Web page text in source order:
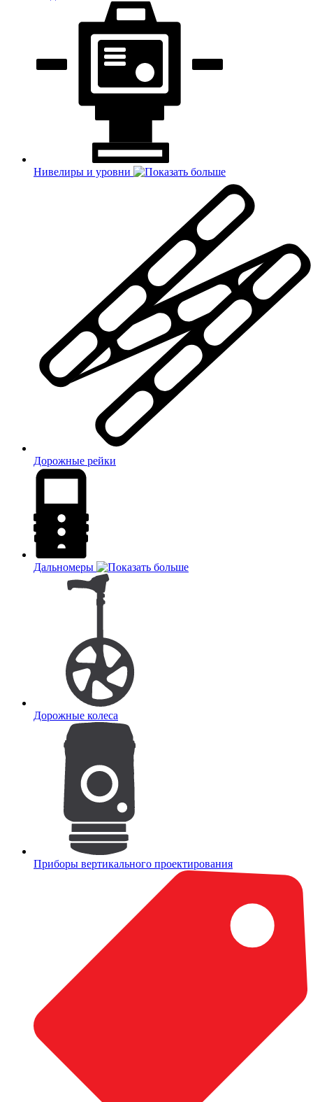
Нивелиры и уровни
Дорожные рейки
Дальномеры
Дорожные колеса
Приборы вертикального проектирования